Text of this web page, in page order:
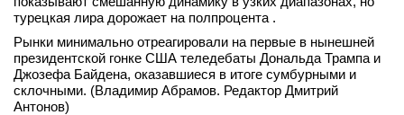
турецкая лира дорожает на полпроцента .
Рынки минимально отреагировали на первые в нынешней
президентской гонке США теледебаты Дональда Трампа и
Джозефа Байдена, оказавшиеся в итоге сумбурными и
склочными. (Владимир Абрамов. Редактор Дмитрий
Антонов)